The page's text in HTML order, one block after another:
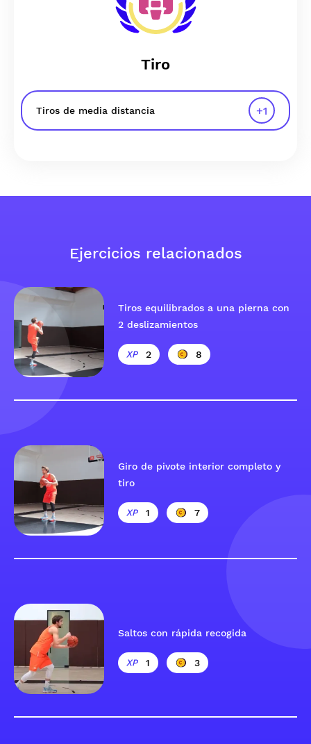
Tiro
Tiros de media distancia +1
Ejercicios relacionados
Tiros equilibrados a una pierna con
2 deslizamientos
2 8
Giro de pivote interior completo y
tiro
1 7
Saltos con rápida recogida
1 3